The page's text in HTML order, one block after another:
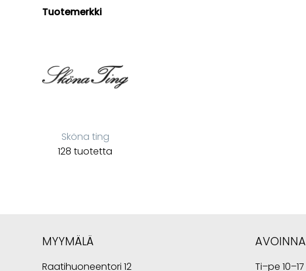
Tuotemerkki
Sköna ting
128 tuotetta
MYYMÄLÄ
Raatihuoneentori 12
AVOINNA
Ti–pe 10–17